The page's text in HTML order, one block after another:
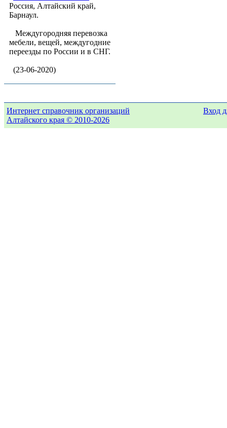
Россия, Алтайский край,
Барнаул.
Междугородняя перевозка
мебели, вещей, междугодние
переезды по России и в СНГ.
(23-06-2020)
Интернет справочник организаций
Алтайского края © 2010-2026
Вход